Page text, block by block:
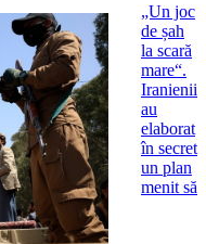
„Un joc
de șah
la scară
mare“.
Iranienii
au
elaborat
în secret
un plan
menit să